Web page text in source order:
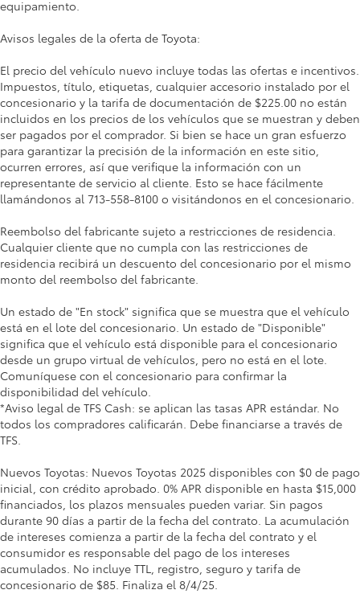
equipamiento.
Avisos legales de la oferta de Toyota:
El precio del vehículo nuevo incluye todas las ofertas e incentivos.
Impuestos, título, etiquetas, cualquier accesorio instalado por el
concesionario y la tarifa de documentación de $225.00 no están
incluidos en los precios de los vehículos que se muestran y deben
ser pagados por el comprador. Si bien se hace un gran esfuerzo
para garantizar la precisión de la información en este sitio,
ocurren errores, así que verifique la información con un
representante de servicio al cliente. Esto se hace fácilmente
llamándonos al 713-558-8100 o visitándonos en el concesionario.
Reembolso del fabricante sujeto a restricciones de residencia.
Cualquier cliente que no cumpla con las restricciones de
residencia recibirá un descuento del concesionario por el mismo
monto del reembolso del fabricante.
Un estado de "En stock" significa que se muestra que el vehículo
está en el lote del concesionario. Un estado de "Disponible"
significa que el vehículo está disponible para el concesionario
desde un grupo virtual de vehículos, pero no está en el lote.
Comuníquese con el concesionario para confirmar la
disponibilidad del vehículo.
*Aviso legal de TFS Cash: se aplican las tasas APR estándar. No
todos los compradores calificarán. Debe financiarse a través de
TFS.
Nuevos Toyotas: Nuevos Toyotas 2025 disponibles con $0 de pago
inicial, con crédito aprobado. 0% APR disponible en hasta $15,000
financiados, los plazos mensuales pueden variar. Sin pagos
durante 90 días a partir de la fecha del contrato. La acumulación
de intereses comienza a partir de la fecha del contrato y el
consumidor es responsable del pago de los intereses
acumulados. No incluye TTL, registro, seguro y tarifa de
concesionario de $85. Finaliza el 8/4/25.